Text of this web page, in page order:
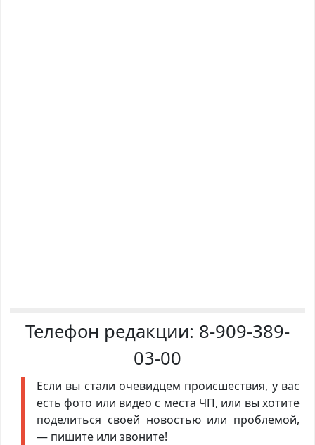
Телефон редакции: 8-909-389-
03-00
Если вы стали очевидцем происшествия, у вас
есть фото или видео с места ЧП, или вы хотите
поделиться своей новостью или проблемой,
— пишите или звоните!